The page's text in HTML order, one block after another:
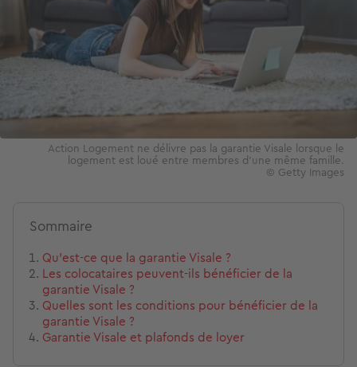
Action Logement ne délivre pas la garantie Visale lorsque le
logement est loué entre membres d’une même famille.
© Getty Images
Sommaire
Qu’est-ce que la garantie Visale ?
Les colocataires peuvent-ils bénéficier de la
garantie Visale ?
Quelles sont les conditions pour bénéficier de la
garantie Visale ?
Garantie Visale et plafonds de loyer